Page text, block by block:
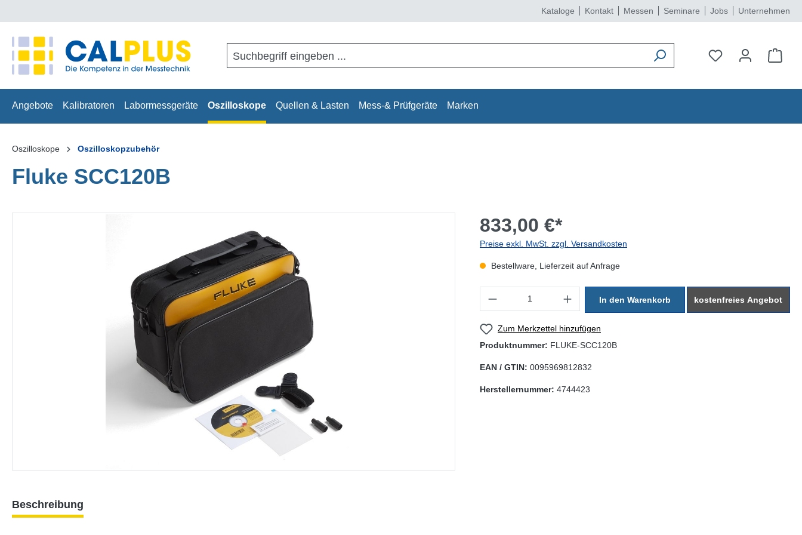
Kataloge Kontakt Messen Seminare Jobs Unternehmen
Angebote Kalibratoren Labormessgeräte Oszilloskope Quellen & Lasten Mess-& Prüfgeräte Marken
Oszilloskope Oszilloskopzubehör
Fluke SCC120B
833,00 €*
Preise exkl. MwSt. zzgl. Versandkosten
Bestellware, Lieferzeit auf Anfrage
In den Warenkorb
kostenfreies Angebot
Zum Merkzettel hinzufügen
Produktnummer: FLUKE-SCC120B
EAN / GTIN: 0095969812832
Herstellernummer: 4744423
Beschreibung